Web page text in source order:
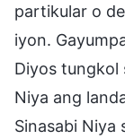
partikular o
iyon.
Diyos tungkol
Niya ang
Sinasabi Niya